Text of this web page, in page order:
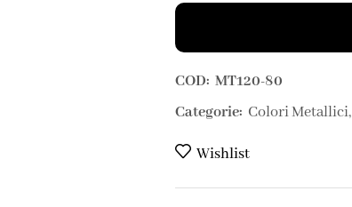
COD: MT120-80
Categorie: Colori Metallici,
Wishlist